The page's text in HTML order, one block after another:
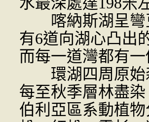
喀納斯湖呈彎
有6道向湖心凸出
而每一道灣都有
環湖四周原始
每至秋季層林盡
伯利亞區系動植